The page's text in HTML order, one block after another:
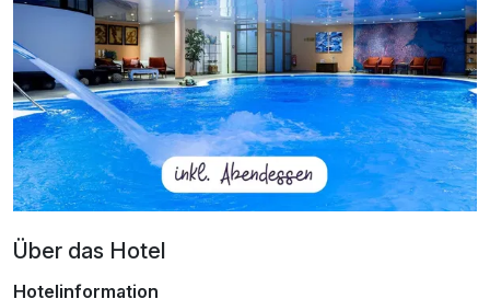
Ausstattung
Über das Hotel
Hotelinformation